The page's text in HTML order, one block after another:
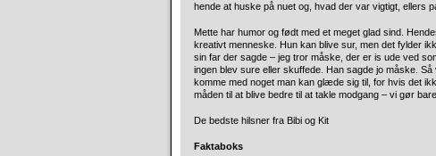
hende at huske på nuet og, hvad der var vigtigt, ellers
Mette har humor og født med et meget glad sind.
kreativt menneske. Hun kan blive sur, men det fylder
sin far der sagde – jeg tror måske, der er is ude ved
ingen blev sure eller skuffede. Han sagde jo måske.
komme med noget man kan glæde sig til, for hvis det
måden til at blive bedre til at takle modgang – vi gør
De bedste hilsner fra Bibi og Kit
Faktaboks